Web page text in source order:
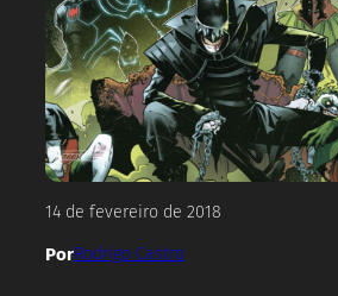
14 de fevereiro de 2018
PorRodrigo Castro